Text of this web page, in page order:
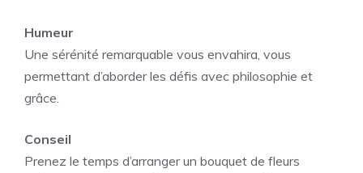
Humeur
Une sérénité remarquable vous envahira, vous
permettant d’aborder les défis avec philosophie et
grâce.
Conseil
Prenez le temps d’arranger un bouquet de fleurs